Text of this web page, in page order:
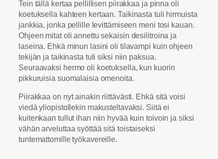
Tein tällä kertaa pellillisen piirakkaa ja pinna oli
koetuksella kahteen kertaan. Taikinasta tuli hirmuista
jankkia, jonka pellille levittämiseen meni tosi kauan.
Ohjeen mitat oli annettu sekaisin desilitroina ja
laseina. Ehkä minun lasini oli tilavampi kuin ohjeen
tekijän ja taikinasta tuli siksi niin paksua.
Seuraavaksi hermo oli koetuksella, kun kuorin
pikkuruisia suomalaisia omenoita.
Piirakkaa on nyt ainakin riittävästi. Ehkä sitä voisi
viedä yliopistollekin makusteltavaksi. Siitä ei
kuitenkaan tullut ihan niin hyvää kuin toivoin ja siksi
vähän arveluttaa syöttää sitä toistaiseksi
tuntemattomille työkavereille.